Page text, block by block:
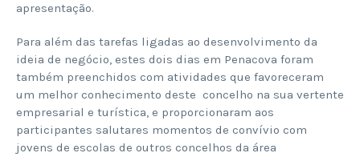
apresentação.
Para além das tarefas ligadas ao desenvolvimento da
ideia de negócio, estes dois dias em Penacova foram
também preenchidos com atividades que favoreceram
um melhor conhecimento deste concelho na sua vertente
empresarial e turística, e proporcionaram aos
participantes salutares momentos de convívio com
jovens de escolas de outros concelhos da área